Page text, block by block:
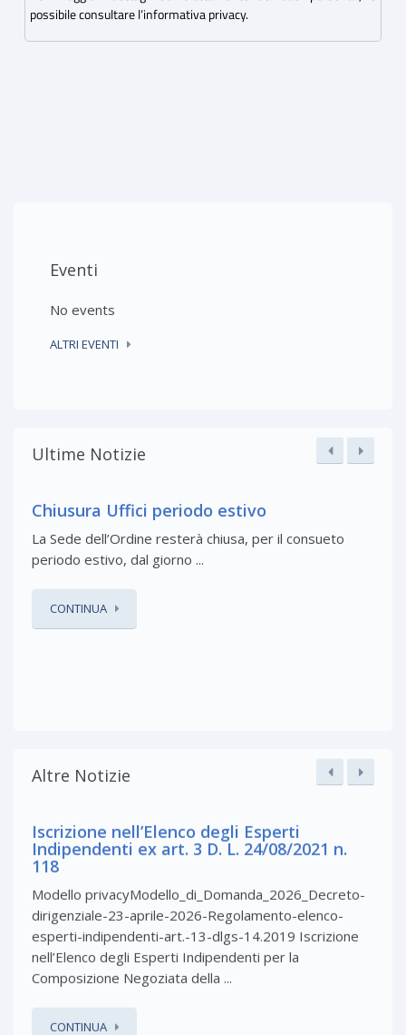
Eventi
No events
ALTRI EVENTI
Ultime Notizie
Chiusura Uffici periodo estivo
La Sede dell’Ordine resterà chiusa, per il consueto
periodo estivo, dal giorno ...
CONTINUA
Altre Notizie
Iscrizione nell’Elenco degli Esperti
Indipendenti ex art. 3 D. L. 24/08/2021 n.
118
Modello privacyModello_di_Domanda_2026_Decreto-
dirigenziale-23-aprile-2026-Regolamento-elenco-
esperti-indipendenti-art.-13-dlgs-14.2019 Iscrizione
nell’Elenco degli Esperti Indipendenti per la
Composizione Negoziata della ...
CONTINUA